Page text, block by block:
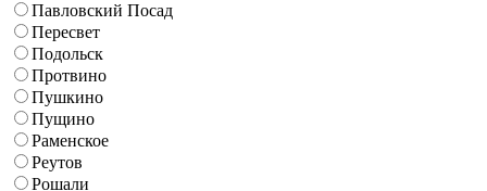
Павловский Посад
Пересвет
Подольск
Протвино
Пушкино
Пущино
Раменское
Реутов
Рошали